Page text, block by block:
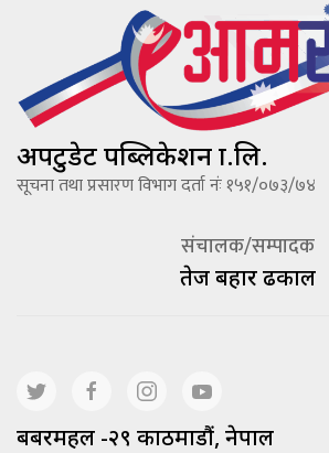
अपटुडेट पब्लिकेशन प्रा.लि.
सूचना तथा प्रसारण विभाग दर्ता नंः १५१/०७३/७४
संचालक/सम्पादक
तेज बहादूर ढकाल
बबरमहल -२९ काठमाडौं, नेपाल